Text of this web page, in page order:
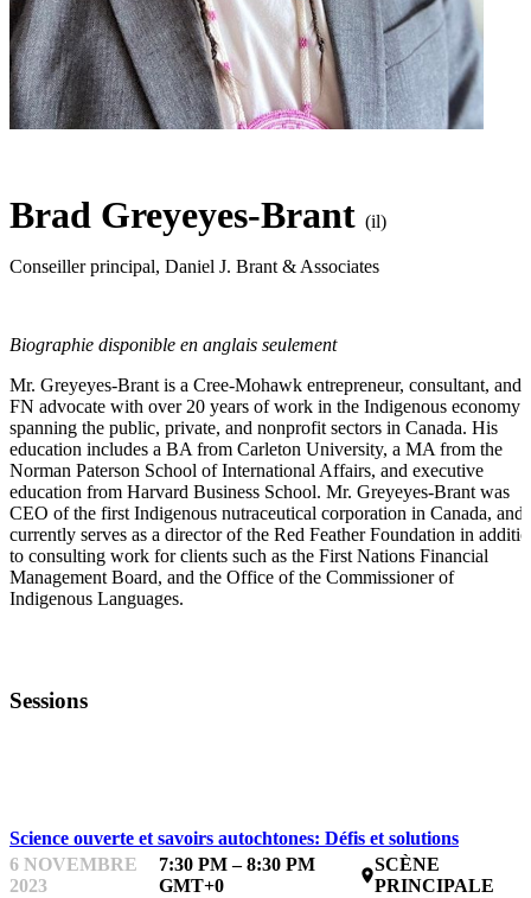
Brad Greyeyes-Brant (il)
Conseiller principal, Daniel J. Brant & Associates
Biographie disponible en anglais seulement
Mr. Greyeyes-Brant is a Cree-Mohawk entrepreneur, consultant, and
FN advocate with over 20 years of work in the Indigenous economy
spanning the public, private, and nonprofit sectors in Canada. His
education includes a BA from Carleton University, a MA from the
Norman Paterson School of International Affairs, and executive
education from Harvard Business School. Mr. Greyeyes-Brant was
CEO of the first Indigenous nutraceutical corporation in Canada, and
currently serves as a director of the Red Feather Foundation in
to consulting work for clients such as the First Nations Financial
Management Board, and the Office of the Commissioner of
Indigenous Languages.
Sessions
Science ouverte et savoirs autochtones: Défis et solutions
6 NOVEMBRE
2023
7:30 PM – 8:30 PM
GMT+0
place
SCÈNE
PRINCIPALE